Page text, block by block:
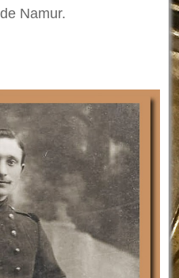
Namur.